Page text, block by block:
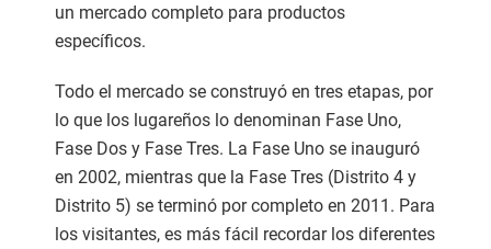
un mercado completo para productos
específicos.
Todo el mercado se construyó en tres etapas, por
lo que los lugareños lo denominan Fase Uno,
Fase Dos y Fase Tres. La Fase Uno se inauguró
en 2002, mientras que la Fase Tres (Distrito 4 y
Distrito 5) se terminó por completo en 2011. Para
los visitantes, es más fácil recordar los diferentes